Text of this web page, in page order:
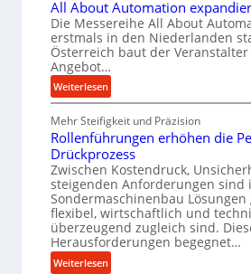
u
p
r
e
s
s
a
f
t
i
g
t
s
i
c
h
r
r
s
o
u
n
g
e
n
t
s
p
a
n
n
c
h
i
n
e
n
a
u
B
e
s
t
e
l
All About Automation
Die Messereihe All About
erstmals in den Niederlanden
Österreich baut der Veranstalter
Angebot…
Weiterlesen:
A
l
l
A
b
o
u
t
A
u
Mehr Steifigkeit und Präzision
Rollenführungen erhöhen die
Drückprozess
Zwischen Kostendruck,
steigenden Anforderungen sind
Sondermaschinenbau Lösungen
flexibel, wirtschaftlich und
überzeugend zugleich sind.
Herausforderungen begegnet…
Weiterlesen: